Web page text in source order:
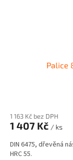
Palice
1 163 Kč bez DPH
1 407 Kč / ks
DIN 6475, dřevěná
HRC 55.